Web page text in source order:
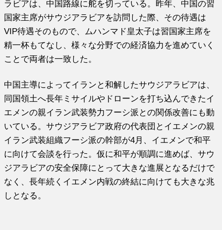
ラビアは、中国路線に舵を切っている。昨年、中国の習
国家主席がサウジアラビアを訪問した際、その待遇は
VIP待遇そのもので、ムハンマド皇太子は習国家主席を
精一杯もてなし、様々な分野での経済協力を進めていく
ことで両者は一致した。
中国主導によってイランと和解したサウジアラビアは、
同国領土へ長年ミサイルやドローンを打ち込んできたイ
エメンの親イラン武装勢力フーシ派との関係改善にも動
いている。サウジアラビア政府の代表団とイエメンの親
イラン武装組織フーシ派の幹部が4月、イエメンで和平
に向けて会談を行った。仮に和平が順調に進めば、サウ
ジアラビアの安全保障にとって大きな進展となるだけで
なく、長年続くイエメン内戦の終結に向けても大きな兆
しとなる。